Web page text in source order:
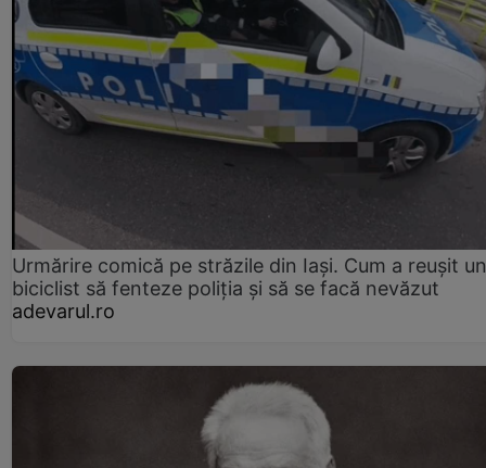
Urmărire comică pe străzile din Iași. Cum a reușit un
biciclist să fenteze poliția și să se facă nevăzut
adevarul.ro